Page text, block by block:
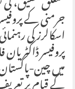
جرمنی کے
اسکالرز کی
میں چین-